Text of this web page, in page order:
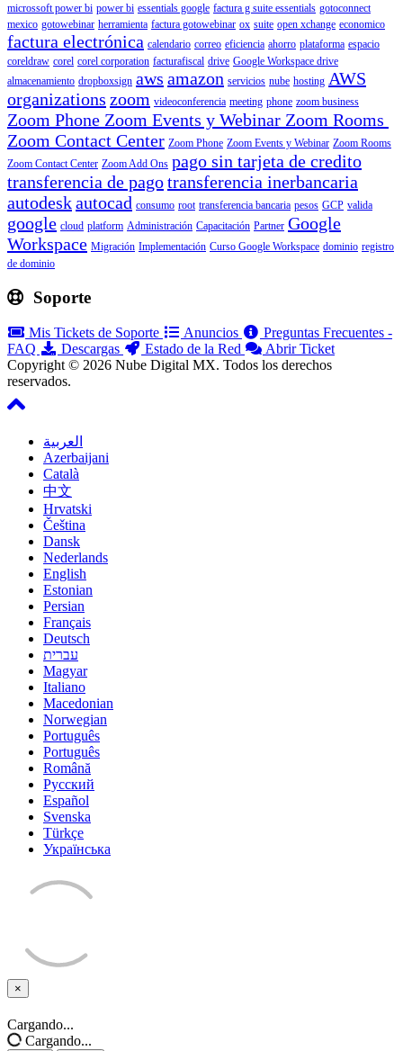
microssoft power bi power bi essentials google factura g suite essentials gotoconnect
mexico gotowebinar herramienta factura gotowebinar ox suite open xchange economico
factura electrónica calendario correo eficiencia ahorro plataforma espacio
coreldraw corel corel corporation facturafiscal drive Google Workspace drive
almacenamiento dropboxsign aws amazon servicios nube hosting AWS
organizations zoom videoconferencia meeting phone zoom business
Zoom Phone Zoom Events y Webinar Zoom Rooms
Zoom Contact Center Zoom Phone Zoom Events y Webinar Zoom Rooms
Zoom Contact Center Zoom Add Ons pago sin tarjeta de credito
transferencia de pagotransferencia inerbancaria
autodeskautocad consumo root transferencia bancaria pesos GCP valida
google cloud platform Administración Capacitación Partner Google
Workspace Migración Implementación Curso Google Workspace dominio registro
de dominio
Soporte
Mis Tickets de Soporte Anuncios
Preguntas Frecuentes -
FAQ
Descargas Estado de la Red
Abrir Ticket
Copyright © 2026 Nube Digital MX. Todos los derechos
reservados.
العربية
Azerbaijani
Català
中文
Hrvatski
Čeština
Dansk
Nederlands
English
Estonian
Persian
Français
Deutsch
עברית
Magyar
Italiano
Macedonian
Norwegian
Português
Português
Română
Русский
Español
Svenska
Türkçe
Українська
×
Cerrar
Cargando...
Cargando...